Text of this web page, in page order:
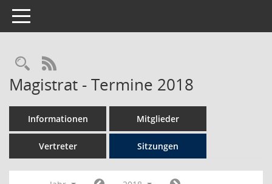
Toggle navigation
Rechercheauswahl
RSS-Feed
Magistrat - Termine 2018
Informationen Mitglieder
Vertreter Sitzungen